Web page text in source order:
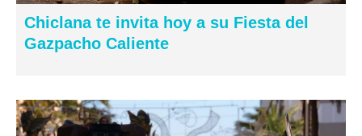
Chiclana te invita hoy a su Fiesta del
Gazpacho Caliente